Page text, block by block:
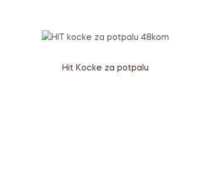
Hit Kocke za potpalu